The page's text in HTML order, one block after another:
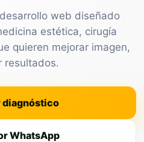
web diseñado
estética, cirugía
quieren mejorar imagen,
resultados.
WhatsApp